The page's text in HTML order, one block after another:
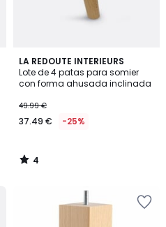
LA REDOUTE INTERIEURS
Lote de 4 patas para somier
con forma ahusada inclinada
49.99 €
37.49 € -25%
4
/
5
4
/